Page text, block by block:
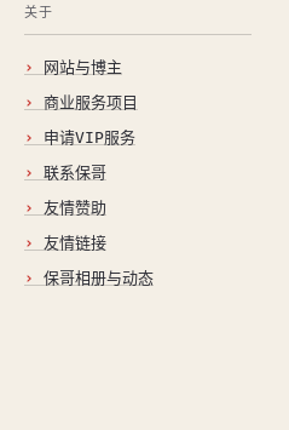
关于
网站与博主
商业服务项目
申请VIP服务
联系保哥
友情赞助
友情链接
保哥相册与动态